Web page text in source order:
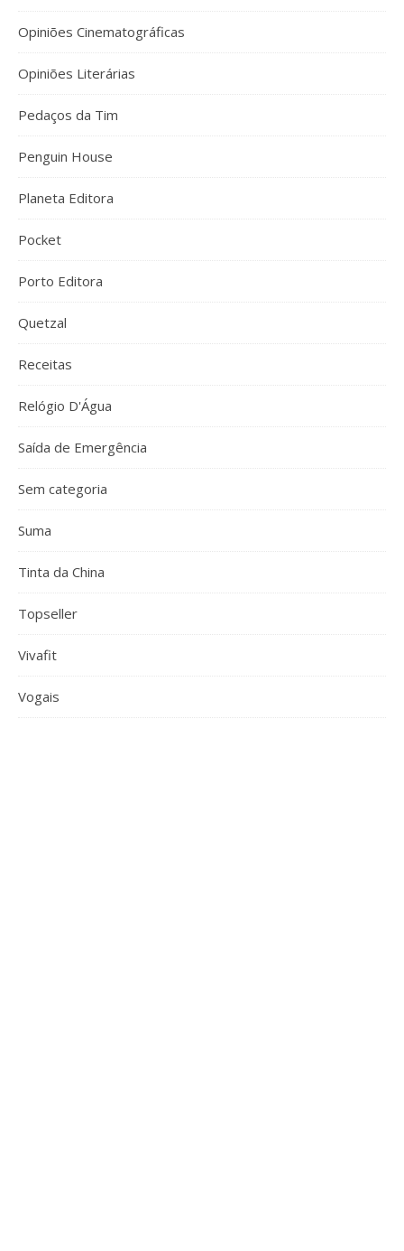
Opiniões Cinematográficas
Opiniões Literárias
Pedaços da Tim
Penguin House
Planeta Editora
Pocket
Porto Editora
Quetzal
Receitas
Relógio D'Água
Saída de Emergência
Sem categoria
Suma
Tinta da China
Topseller
Vivafit
Vogais